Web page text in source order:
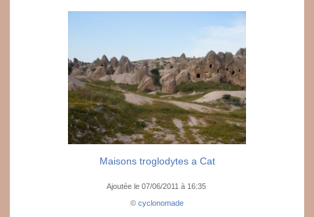
Maisons troglodytes a Cat
Ajoutée le 07/06/2011 à 16:35
© cyclonomade